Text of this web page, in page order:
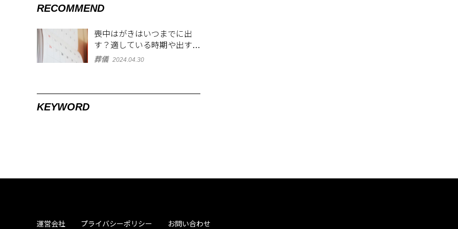
RECOMMEND
喪中はがきはいつまでに出
す？適している時期や出す範
囲を解説！
葬儀 2024.04.30
KEYWORD
運営会社 プライバシーポリシー お問い合わせ